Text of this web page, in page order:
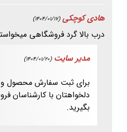
هادی کوچکی(1404/01/17)
درب بالا گرد فروشگاهی
مدیر سایت (1404/01/20)
برای ثبت سفارش محصول
دلخواهتان با کارشناسان
بگیرید.